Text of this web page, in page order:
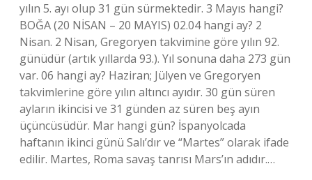
yılın 5. ayı olup 31 gün sürmektedir. 3 Mayıs hangi?
BOĞA (20 NİSAN – 20 MAYIS) 02.04 hangi ay? 2
Nisan. 2 Nisan, Gregoryen takvimine göre yılın 92.
günüdür (artık yıllarda 93.). Yıl sonuna daha 273 gün
var. 06 hangi ay? Haziran; Jülyen ve Gregoryen
takvimlerine göre yılın altıncı ayıdır. 30 gün süren
ayların ikincisi ve 31 günden az süren beş ayın
üçüncüsüdür. Mar hangi gün? İspanyolcada
haftanın ikinci günü Salı’dır ve “Martes” olarak ifade
edilir. Martes, Roma savaş tanrısı Mars’ın adıdır.…